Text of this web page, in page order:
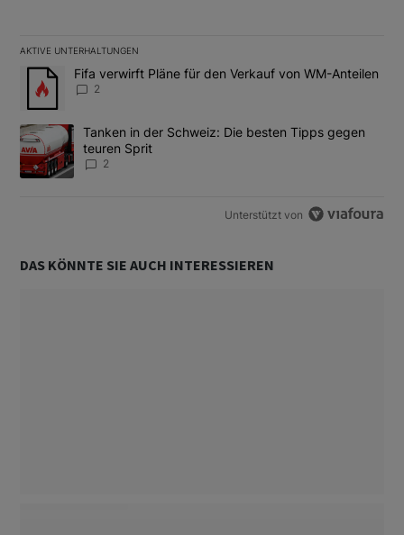
AKTIVE UNTERHALTUNGEN
Das Folgende ist eine Liste der am meisten kommentierten
Ein Trendartikel mit dem Titel "Fifa verwirft Pläne für den
Fifa verwirft Pläne für den Verkauf von WM-Anteilen
2
Ein Trendartikel mit dem Titel "Tanken in der Schweiz: Die
Tanken in der Schweiz: Die besten Tipps gegen
teuren Sprit
2
Unterstützt von
DAS KÖNNTE SIE AUCH INTERESSIEREN